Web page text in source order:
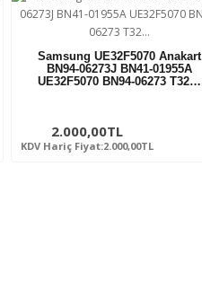
Samsung UE32F5070 Anakart
BN94-06273J BN41-01955A
UE32F5070 BN94-06273 T32…
2.000,00TL
KDV Hariç Fiyat:2.000,00TL